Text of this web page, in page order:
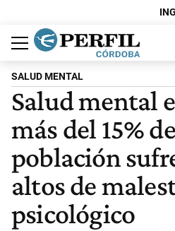
Política
Economía
Judiciales
Sociedad
Cultura
Espectáculos
Deportes
Protagonistas
SALUD MENTAL
Salud mental
más del 15%
población
altos de
psicológico